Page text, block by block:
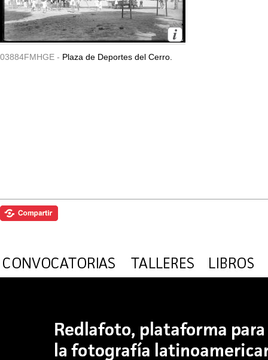
03884FMHGE - Plaza de Deportes del Cerro.